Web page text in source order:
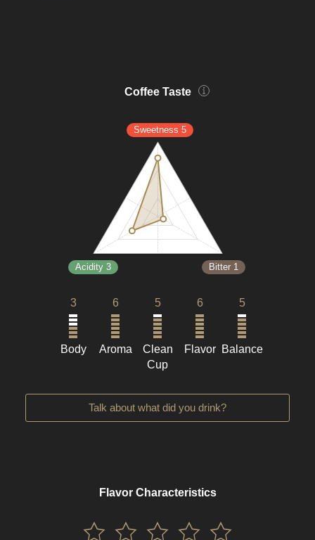
Coffee Taste
Sweetness 5
Bitter 1
Acidity 3
3
Body
6
Aroma
5
Clean
Cup
6
Flavor
5
Balance
Talk about what did you drink?
Flavor Characteristics